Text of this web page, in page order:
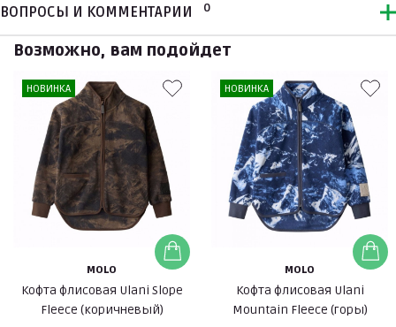
ВОПРОСЫ И КОММЕНТАРИИ 0
Возможно, вам подойдет
НОВИНКА
MOLO
Кофта флисовая Ulani Slope
Fleece (коричневый)
НОВИНКА
MOLO
Кофта флисовая Ulani
Mountain Fleece (горы)